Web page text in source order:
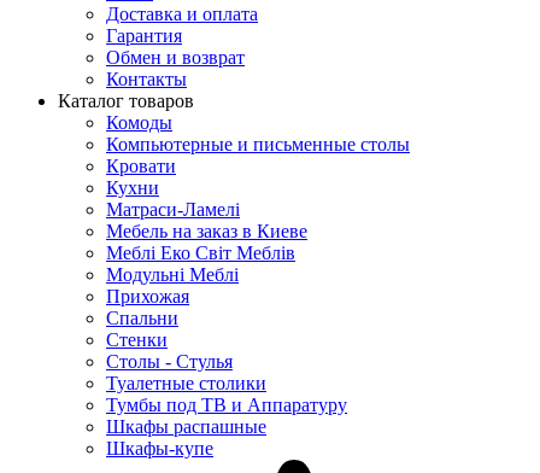
Доставка и оплата
Гарантия
Обмен и возврат
Контакты
Каталог товаров
Комоды
Компьютерные и письменные столы
Кровати
Кухни
Матраси-Ламелі
Мебель на заказ в Киеве
Меблі Еко Світ Меблів
Модульні Меблі
Прихожая
Спальни
Стенки
Столы - Стулья
Туалетные столики
Тумбы под ТВ и Аппаратуру
Шкафы распашные
Шкафы-купе